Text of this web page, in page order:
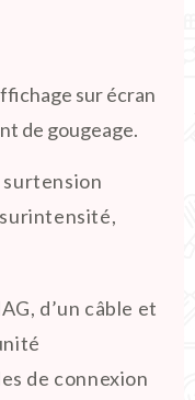
sur écran
de gougeage.
d’un câble et
de connexion